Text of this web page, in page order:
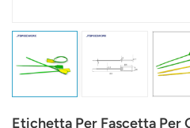
Etichetta Per Fascetta Per